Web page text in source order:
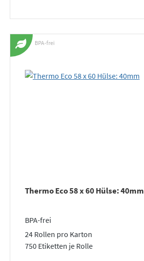
BPA-frei
Thermo Eco 58 x 60 Hülse: 40mm
BPA-frei
24 Rollen pro Karton
750 Etiketten je Rolle